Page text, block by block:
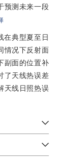
预测未来一段
在典型夏至日
情况下反射面
副面的位置补
了天线热误差
天线日照热误